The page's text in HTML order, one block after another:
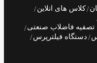
های انلاین
فاضلاب صنعتی
فیلترپرس